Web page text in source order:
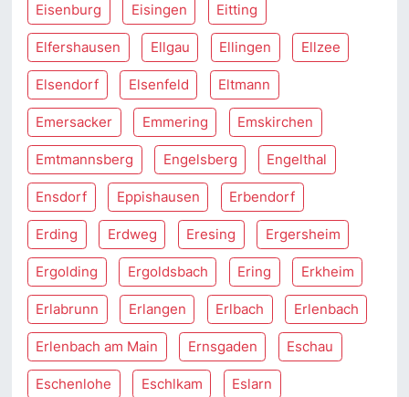
Eisenburg Eisingen Eitting
Elfershausen Ellgau Ellingen Ellzee
Elsendorf Elsenfeld Eltmann
Emersacker Emmering Emskirchen
Emtmannsberg Engelsberg Engelthal
Ensdorf Eppishausen Erbendorf
Erding Erdweg Eresing Ergersheim
Ergolding Ergoldsbach Ering Erkheim
Erlabrunn Erlangen Erlbach Erlenbach
Erlenbach am Main Ernsgaden Eschau
Eschenlohe Eschlkam Eslarn